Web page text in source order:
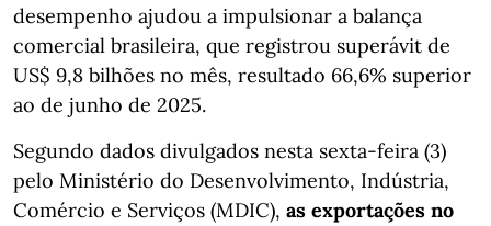
desempenho ajudou a impulsionar a balança
comercial brasileira, que registrou superávit de
US$ 9,8 bilhões no mês, resultado 66,6% superior
ao de junho de 2025.
Segundo dados divulgados nesta sexta-feira (3)
pelo Ministério do Desenvolvimento, Indústria,
Comércio e Serviços (MDIC), as exportações no